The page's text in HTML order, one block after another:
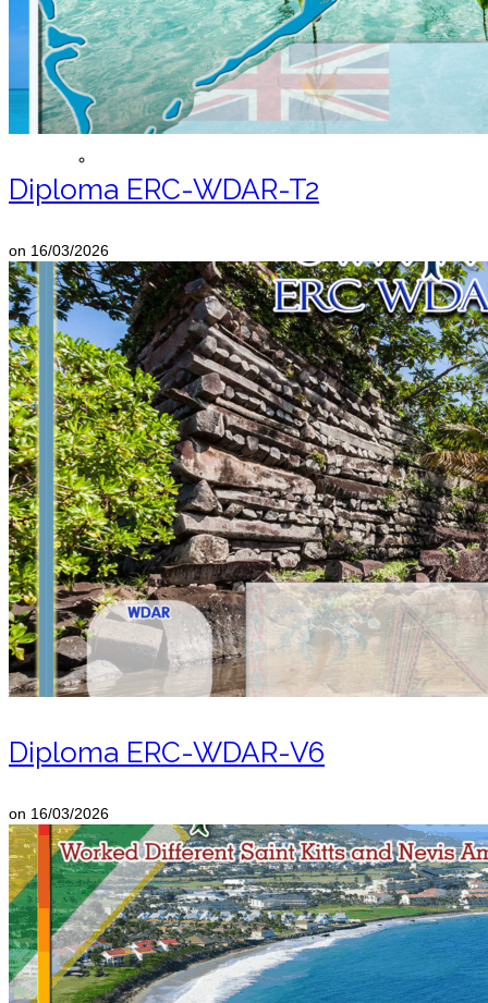
Registrarse ERC
Contáctemos
Donaciones
Diploma ERC-WDAR-T2
on 16/03/2026
Diploma ERC-WDAR-V6
on 16/03/2026